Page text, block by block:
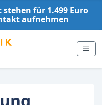
stehen für 1.499 Euro
aufnehmen